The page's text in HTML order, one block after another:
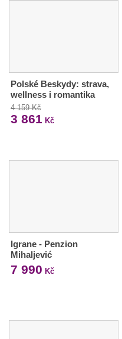
Polské Beskydy: strava,
wellness i romantika
4 159 Kč
3 861 Kč
Igrane - Penzion
Mihaljević
7 990 Kč